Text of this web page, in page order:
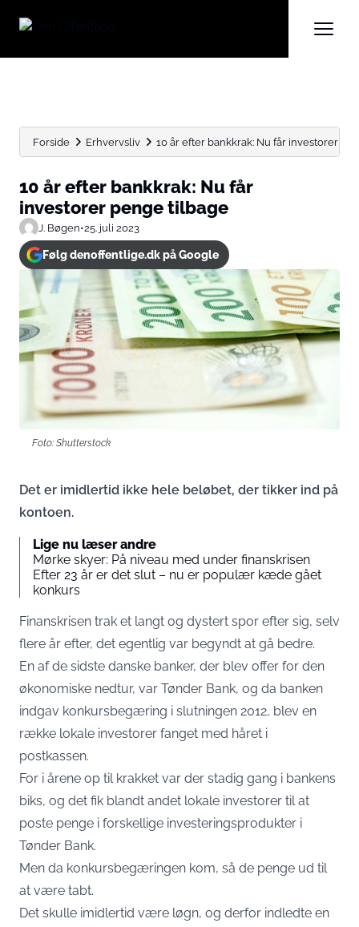
Forside Erhvervsliv 10 år efter bankkrak: Nu får investorer
10 år efter bankkrak: Nu får
investorer penge tilbage
J. Bøgen•25. juli 2023
Følg denoffentlige.dk på Google
Foto: Shutterstock
Det er imidlertid ikke hele beløbet, der tikker ind på
kontoen.
Lige nu læser andre
Mørke skyer: På niveau med under finanskrisen
Efter 23 år er det slut – nu er populær kæde gået
konkurs
Finanskrisen trak et langt og dystert spor efter sig, selv
flere år efter, det egentlig var begyndt at gå bedre.
En af de sidste danske banker, der blev offer for den
økonomiske nedtur, var Tønder Bank, og da banken
indgav konkursbegæring i slutningen 2012, blev en
række lokale investorer fanget med håret i
postkassen.
For i årene op til krakket var der stadig gang i bankens
biks, og det fik blandt andet lokale investorer til at
poste penge i forskellige investeringsprodukter i
Tønder Bank.
Men da konkursbegæringen kom, så de penge ud til
at være tabt.
Det skulle imidlertid være løgn, og derfor indledte en